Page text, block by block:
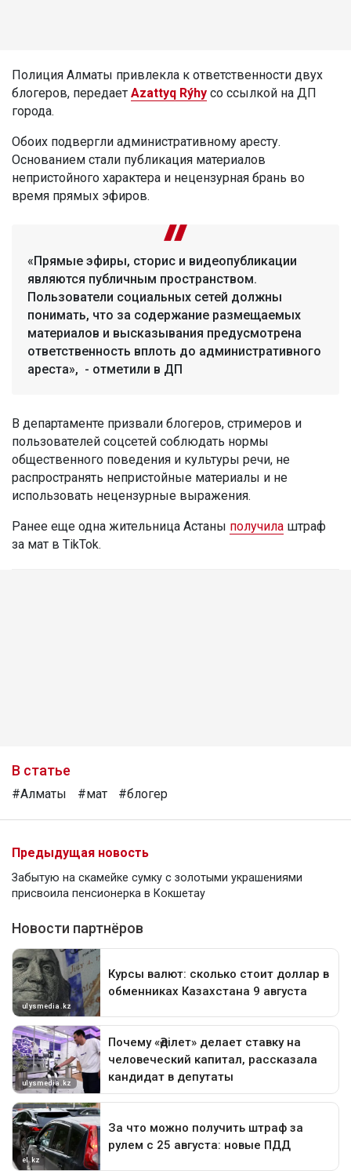
Полиция Алматы привлекла к ответственности двух
блогеров, передает Azattyq Rýhy со ссылкой на ДП
города.
Обоих подвергли административному аресту.
Основанием стали публикация материалов
непристойного характера и нецензурная брань во
время прямых эфиров.
«Прямые эфиры, сторис и видеопубликации
являются публичным пространством.
Пользователи социальных сетей должны
понимать, что за содержание размещаемых
материалов и высказывания предусмотрена
ответственность вплоть до административного
ареста», - отметили в ДП
В департаменте призвали блогеров, стримеров и
пользователей соцсетей соблюдать нормы
общественного поведения и культуры речи, не
распространять непристойные материалы и не
использовать нецензурные выражения.
Ранее еще одна жительница Астаны получила штраф
за мат в TikTok.
В статье
#Алматы #мат #блогер
Предыдущая новость
Забытую на скамейке сумку с золотыми украшениями
присвоила пенсионерка в Кокшетау